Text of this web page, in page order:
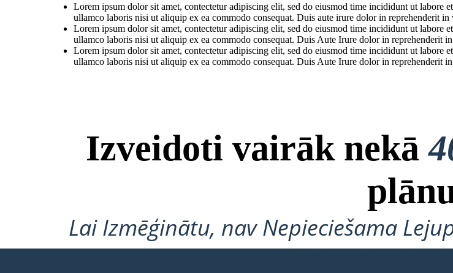
Lorem ipsum dolor sit amet, contectetur adipiscing elit, sed do eiusmod time incididunt ut labore
ullamco laboris nisi ut aliquip ex ea commodo consequat. Duis aute irure dolor in reprehenderit
Lorem ipsum dolor sit amet, contectetur adipiscing elit, sed do eiusmod time incididunt ut labore
ullamco laboris nisi ut aliquip ex ea commodo consequat. Duis Aute Irure dolor in reprehenderit
Lorem ipsum dolor sit amet, contectetur adipiscing elit, sed do eiusmod time incididunt ut labore
ullamco laboris nisi ut aliquip ex ea commodo consequat. Duis Aute Irure dolor in reprehenderit
Izveidoti vairāk nekā
Lai Izmēģinātu, nav Nepieciešama
Nepieciešama